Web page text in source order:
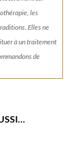
les
Elles ne
à un traitement
de